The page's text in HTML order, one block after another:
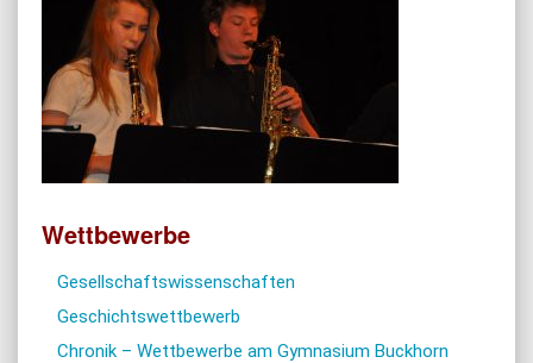
Wettbewerbe
Gesellschaftswissenschaften
Geschichtswettbewerb
Chronik – Wettbewerbe am Gymnasium Buckhorn